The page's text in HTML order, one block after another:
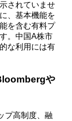
されていませ
、基本機能を
を含む有料プ
。中国A株市
な利用には有
や
プ高制度、融